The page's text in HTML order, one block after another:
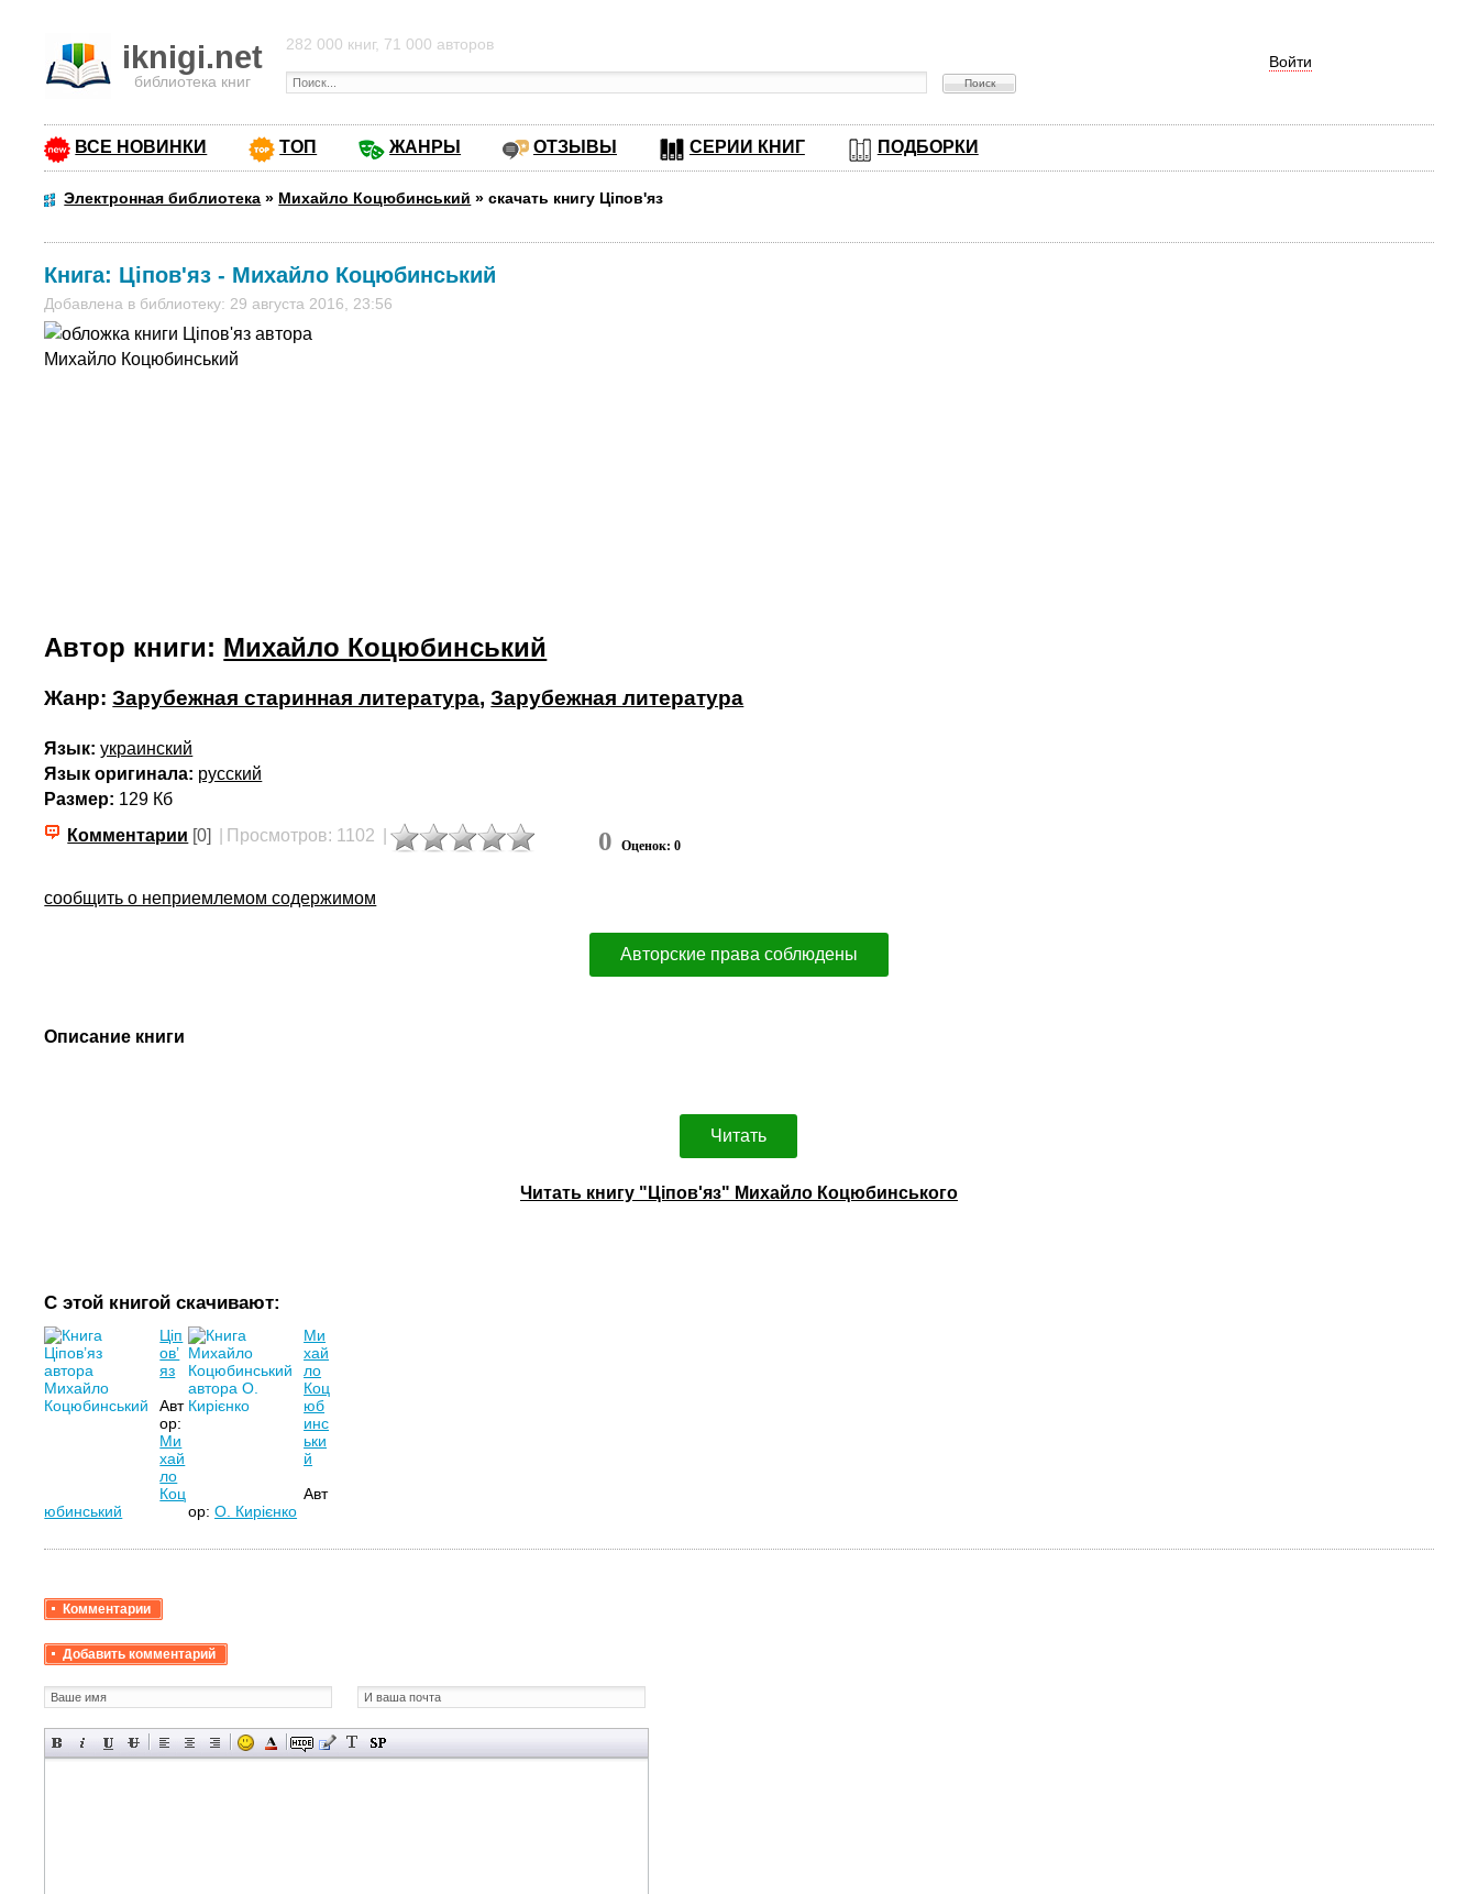
iknigi.net
библиотека книг
Войти
282 000 книг, 71 000 авторов
ВСЕ НОВИНКИ ТОП ЖАНРЫ ОТЗЫВЫ СЕРИИ КНИГ ПОДБОРКИ
Электронная библиотека » Михайло Коцюбинський »скачать книгу Ціпов'яз
Книга: Ціпов'яз - Михайло Коцюбинський
Добавлена в библиотеку: 29 августа 2016, 23:56
Автор книги: Михайло Коцюбинський
Жанр:Зарубежная старинная литература,Зарубежная литература
Язык: украинский
Язык оригинала: русский
Размер: 129 Кб
Комментарии [0] Просмотров: 1102 0 Оценок: 0
сообщить о неприемлемом содержимом
Авторские права соблюдены
Описание книги
Читать
Читать книгу "Ціпов'яз" Михайло Коцюбинського
С этой книгой скачивают:
Ціп
ов’
яз
Авт
ор:
Ми
хай
ло
Коц
юбинський
Ми
хай
ло
Коц
юб
инс
ьки
й
Авт
ор:О. Кирієнко
Комментарии
Добавить комментарий